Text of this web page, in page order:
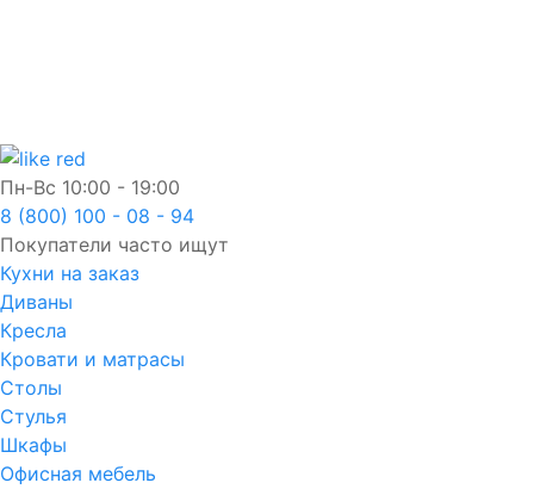
Пн-Вс 10:00 - 19:00
8 (800) 100 - 08 - 94
Покупатели часто ищут
Кухни на заказ
Диваны
Кресла
Кровати и матрасы
Столы
Стулья
Шкафы
Офисная мебель